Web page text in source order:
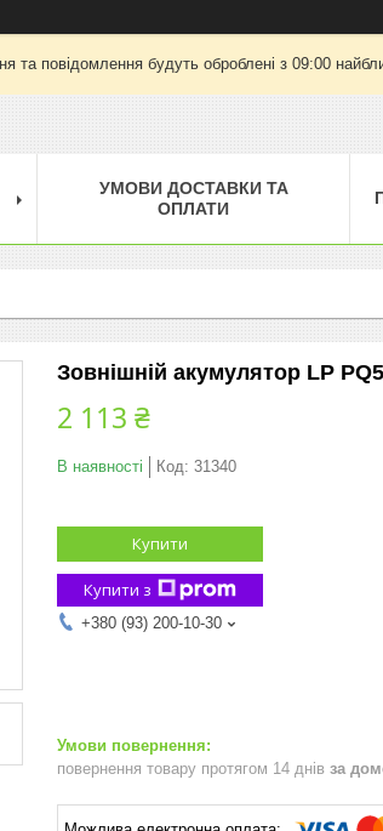
та повідомлення будуть оброблені з 09:00
УМОВИ ДОСТАВКИ ТА
ОПЛАТИ
Зовнішній акумулятор LP
2 113 ₴
В наявності Код: 31340
Купити
Купити з
+380 (93) 200-10-30
повернення товару протягом 14 днів за